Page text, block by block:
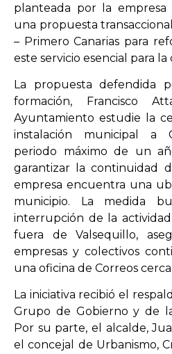
planteada por la empresa
una propuesta
– Primero Canarias para
este servicio esencial para la
La propuesta defendida
formación, Francisco
Ayuntamiento estudie la
instalación municipal a
periodo máximo de un
garantizar la continuidad
empresa encuentra una
municipio. La medida
interrupción de la
fuera de Valsequillo,
empresas y colectivos
una oficina de Correos
La iniciativa recibió el
Grupo de Gobierno y de
Por su parte, el alcalde,
el concejal de Urbanismo,